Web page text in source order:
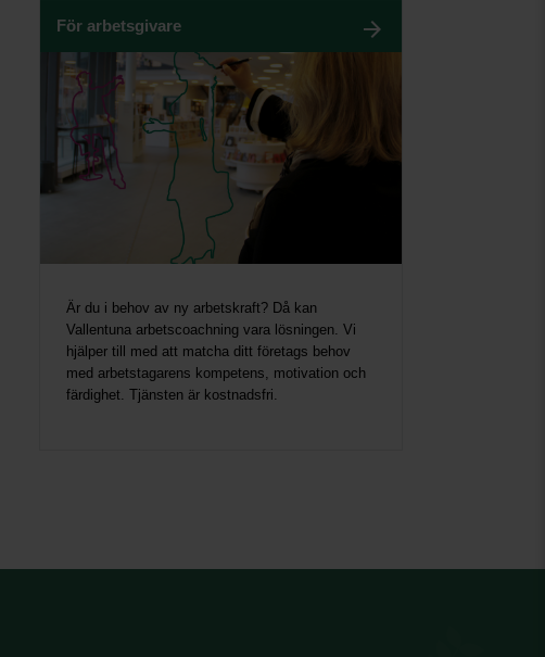
För arbetsgivare
Är du i behov av ny arbetskraft? Då kan
Vallentuna arbetscoachning vara lösningen. Vi
hjälper till med att matcha ditt företags behov
med arbetstagarens kompetens, motivation och
färdighet. Tjänsten är kostnadsfri.